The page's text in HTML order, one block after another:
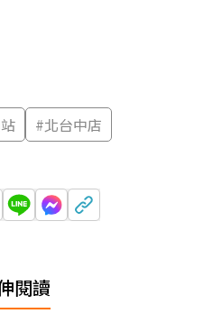
#北台中店
閱讀